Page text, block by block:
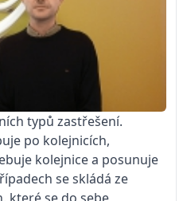
typů zastřešení.
po kolejnicích,
kolejnice a posunuje
se skládá ze
které se do sebe